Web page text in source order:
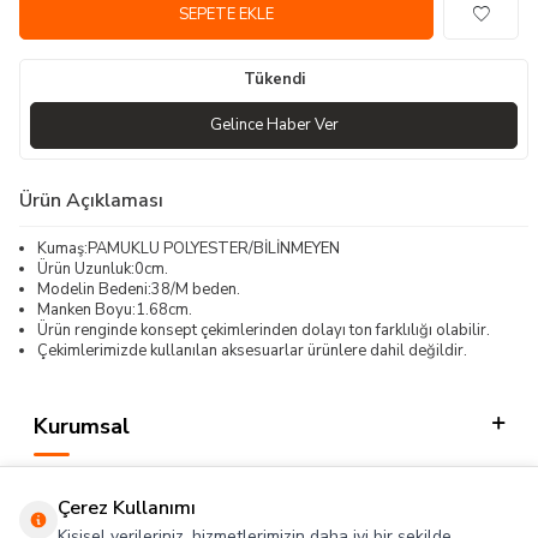
SEPETE EKLE
Tükendi
Gelince Haber Ver
Ürün Açıklaması
Kumaş:PAMUKLU POLYESTER/BİLİNMEYEN
Ürün Uzunluk:0cm.
Modelin Bedeni:38/M beden.
Manken Boyu:1.68cm.
Ürün renginde konsept çekimlerinden dolayı ton farklılığı olabilir.
Çekimlerimizde kullanılan aksesuarlar ürünlere dahil değildir.
Kurumsal
Çerez Kullanımı